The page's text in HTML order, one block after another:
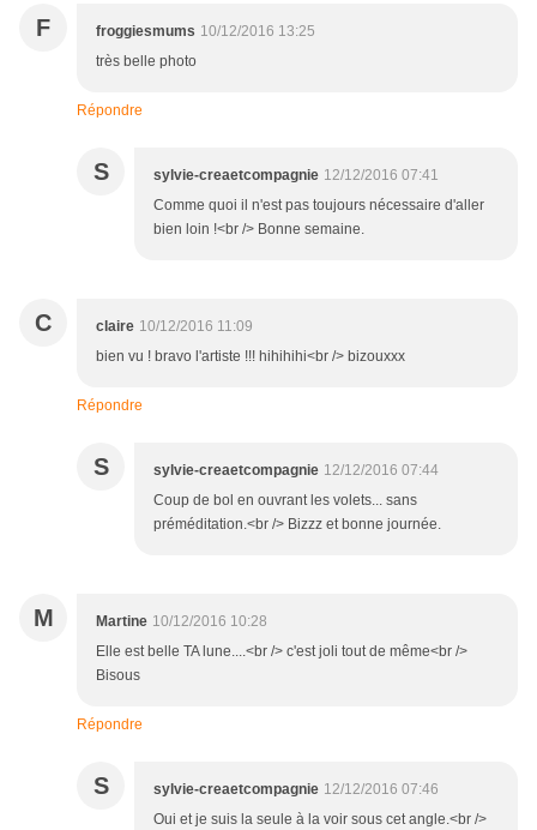
F froggiesmums 10/12/2016 13:25
très belle photo
Répondre
S sylvie-creaetcompagnie 12/12/2016 07:41
Comme quoi il n'est pas toujours nécessaire d'aller
bien loin !<br /> Bonne semaine.
C claire 10/12/2016 11:09
bien vu ! bravo l'artiste !!! hihihihi<br /> bizouxxx
Répondre
S sylvie-creaetcompagnie 12/12/2016 07:44
Coup de bol en ouvrant les volets... sans
préméditation.<br /> Bizzz et bonne journée.
M Martine 10/12/2016 10:28
Elle est belle TA lune....<br /> c'est joli tout de même<br />
Bisous
Répondre
S sylvie-creaetcompagnie 12/12/2016 07:46
Oui et je suis la seule à la voir sous cet angle.<br />